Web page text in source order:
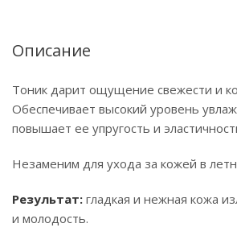
Описание
Тоник дарит ощущение свежести и
Обеспечивает высокий уровень
повышает ее упругость и
Незаменим для ухода за кожей в
Результат: гладкая и нежная кожа
и молодость.